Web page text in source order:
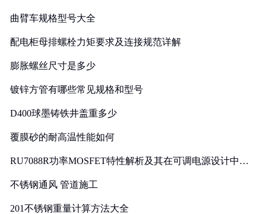
曲臂车规格型号大全
配电柜母排螺栓力矩要求及连接规范详解
膨胀螺丝尺寸是多少
镀锌方管有哪些常见规格和型号
D400球墨铸铁井盖重多少
覆膜砂的耐高温性能如何
RU7088R功率MOSFET特性解析及其在可调电源设计中的
不锈钢通风 管道施工
201不锈钢重量计算方法大全